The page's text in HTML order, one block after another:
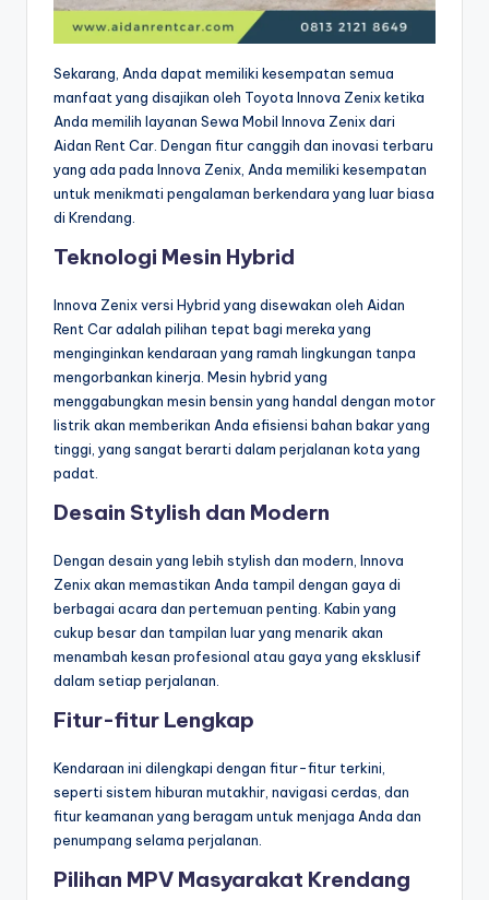
Sekarang, Anda dapat memiliki kesempatan semua
manfaat yang disajikan oleh Toyota Innova Zenix ketika
Anda memilih layanan Sewa Mobil Innova Zenix dari
Aidan Rent Car. Dengan fitur canggih dan inovasi terbaru
yang ada pada Innova Zenix, Anda memiliki kesempatan
untuk menikmati pengalaman berkendara yang luar biasa
di Krendang.
Teknologi Mesin Hybrid
Innova Zenix versi Hybrid yang disewakan oleh Aidan
Rent Car adalah pilihan tepat bagi mereka yang
menginginkan kendaraan yang ramah lingkungan tanpa
mengorbankan kinerja. Mesin hybrid yang
menggabungkan mesin bensin yang handal dengan motor
listrik akan memberikan Anda efisiensi bahan bakar yang
tinggi, yang sangat berarti dalam perjalanan kota yang
padat.
Desain Stylish dan Modern
Dengan desain yang lebih stylish dan modern, Innova
Zenix akan memastikan Anda tampil dengan gaya di
berbagai acara dan pertemuan penting. Kabin yang
cukup besar dan tampilan luar yang menarik akan
menambah kesan profesional atau gaya yang eksklusif
dalam setiap perjalanan.
Fitur-fitur Lengkap
Kendaraan ini dilengkapi dengan fitur-fitur terkini,
seperti sistem hiburan mutakhir, navigasi cerdas, dan
fitur keamanan yang beragam untuk menjaga Anda dan
penumpang selama perjalanan.
Pilihan MPV Masyarakat Krendang